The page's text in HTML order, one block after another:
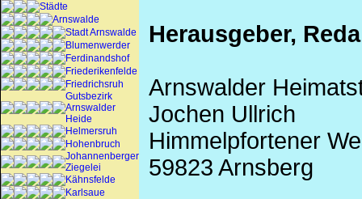
Städte
Arnswalde
Stadt Arnswalde
Blumenwerder
Ferdinandshof
Friederikenfelde
Friedrichsruh
Gutsbezirk
Arnswalder
Heide
Helmersruh
Hohenbruch
Johannenberger
Ziegelei
Kähnsfelde
Karlsaue
Herausgeber,
Arnswalder
Jochen Ullrich
Himmelpfortener
59823 Arnsberg